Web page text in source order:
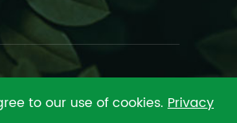
to our use of cookies. Privacy